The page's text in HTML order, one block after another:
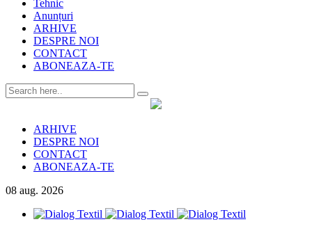
Tehnic
Anunțuri
ARHIVE
DESPRE NOI
CONTACT
ABONEAZA-TE
ARHIVE
DESPRE NOI
CONTACT
ABONEAZA-TE
08 aug. 2026